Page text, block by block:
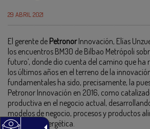
29 ABRIL 2021
El gerente de PetronorInnovación, Elías
los encuentros BM30 de Bilbao Metrópoli
futuro’, donde dio cuenta del camino que ha
los últimos años en el terreno de la
fundamentales ha sido, precisamente, la
Petronor Innovación en 2016, como
productiva en el negocio actual,
modelos de negocio, procesos y productos
transición energética.